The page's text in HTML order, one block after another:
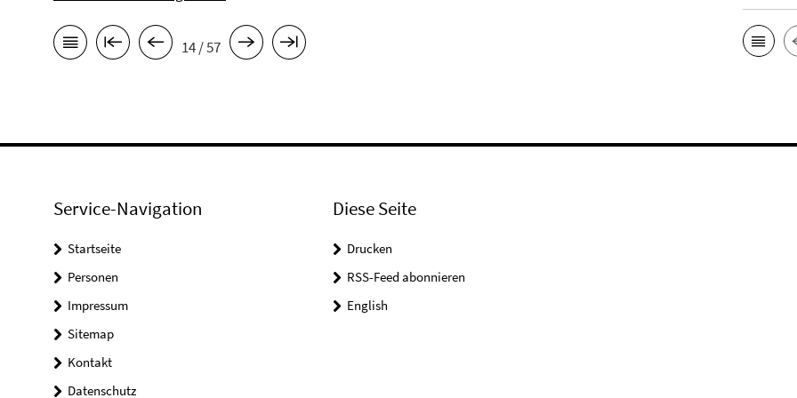
14 / 57
Service-Navigation
Startseite
Personen
Impressum
Sitemap
Kontakt
Datenschutz
Diese Seite
Drucken
RSS-Feed abonnieren
English